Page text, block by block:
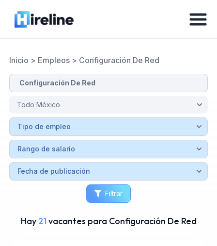
Inicio > Empleos> Configuración De Red
Filtrar
Hay 21 vacantes para Configuración De Red